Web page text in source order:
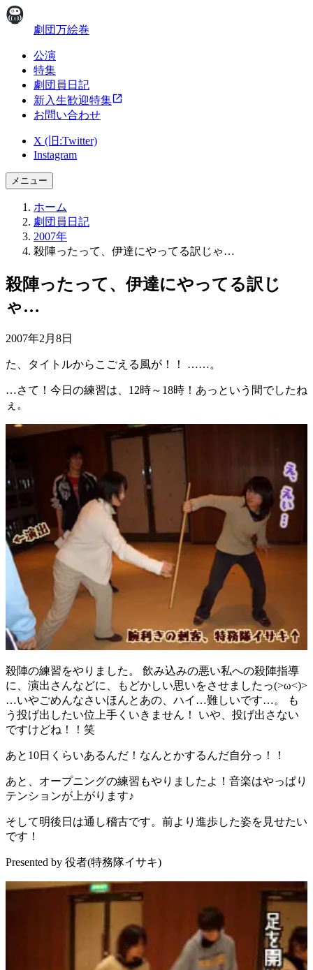
劇団万絵巻
公演
特集
劇団員日記
新入生歓迎特集
お問い合わせ
X (旧:Twitter)
Instagram
メニュー
ホーム
劇団員日記
2007年
殺陣ったって、伊達にやってる訳じゃ…
殺陣ったって、伊達にやってる訳じ
ゃ…
2007年2月8日
た、タイトルからこごえる風が！！ ……。
…さて！今日の練習は、12時～18時！あっという間でしたね
ぇ。
殺陣の練習をやりました。 飲み込みの悪い私への殺陣指導
に、演出さんなどに、もどかしい思いをさせましたっ(>ω<)>
…いやごめんなさいほんとあの、ハイ…難しいです…。 も
う投げ出したい位上手くいきません！ いや、投げ出さない
ですけどね！！笑
あと10日くらいあるんだ！なんとかするんだ自分っ！！
あと、オープニングの練習もやりましたよ！音楽はやっぱり
テンションが上がります♪
そして明後日は通し稽古です。前より進歩した姿を見せたい
です！
Presented by 役者(特務隊イサキ)